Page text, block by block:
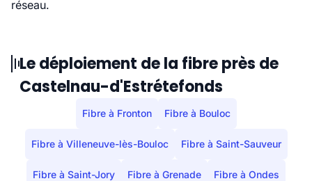
réseau.
Le déploiement de la fibre près de
Castelnau-d'Estrétefonds
Fibre à Fronton Fibre à Bouloc
Fibre à Villeneuve-lès-Bouloc Fibre à Saint-Sauveur
Fibre à Saint-Jory Fibre à Grenade Fibre à Ondes